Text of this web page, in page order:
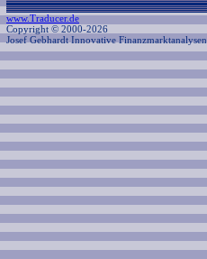
www.Traducer.de
Copyright © 2000-2026
Josef Gebhardt Innovative Finanzmarktanalysen